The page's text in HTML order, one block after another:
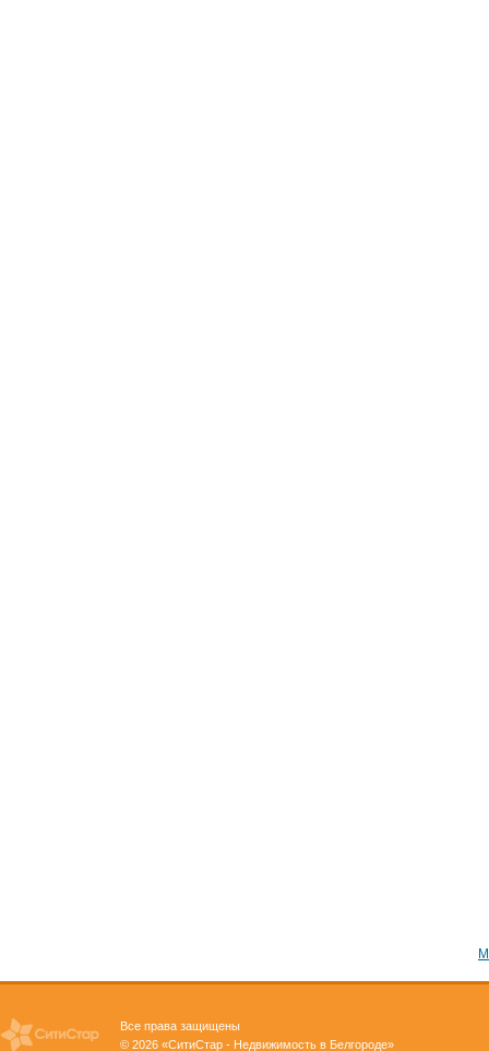
Все права защищены
© 2026 «СитиСтар - Недвижимость в Белгороде»